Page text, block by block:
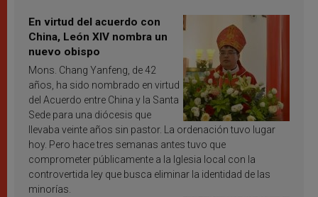
En virtud del acuerdo con
China, León XIV nombra un
nuevo obispo
Mons. Chang Yanfeng, de 42
años, ha sido nombrado en virtud
del Acuerdo entre China y la Santa
Sede para una diócesis que
llevaba veinte años sin pastor. La ordenación tuvo lugar
hoy. Pero hace tres semanas antes tuvo que
comprometer públicamente a la Iglesia local con la
controvertida ley que busca eliminar la identidad de las
minorías.